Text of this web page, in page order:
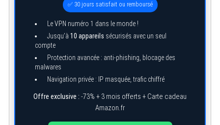
✅ 30 jours satisfait ou remboursé
Le VPN numéro 1 dans le monde !
Jusqu’à 10 appareils sécurisés avec un seul
compte
Protection avancée : anti-phishing, blocage des
malwares
Navigation privée : IP masquée, trafic chiffré
Offre exclusive : -73% + 3 mois offerts + Carte cadeau
Amazon.fr